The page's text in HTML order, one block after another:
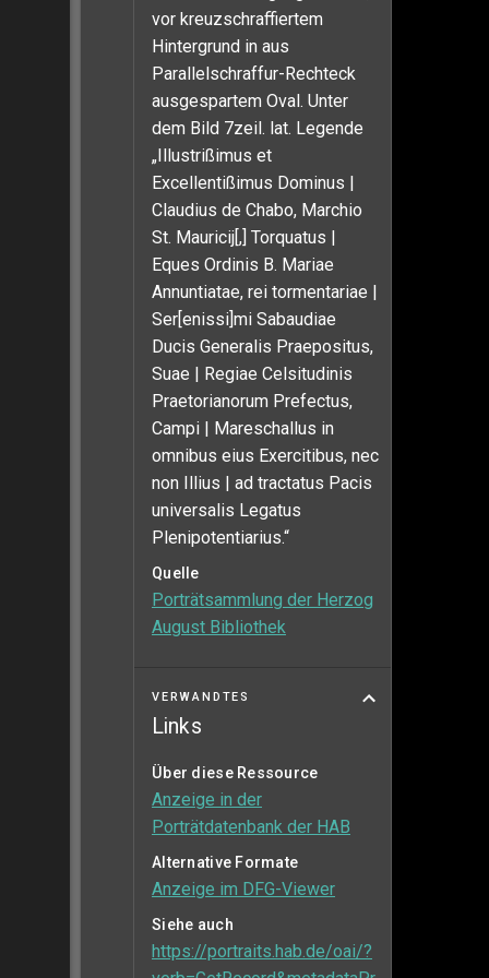
vor kreuzschraffiertem
Hintergrund in aus
Parallelschraffur-Rechteck
ausgespartem Oval. Unter
dem Bild 7zeil. lat. Legende
„Illustrißimus et
Excellentißimus Dominus |
Claudius de Chabo, Marchio
St. Mauricij[,] Torquatus |
Eques Ordinis B. Mariae
Annuntiatae, rei tormentariae |
Ser[enissi]mi Sabaudiae
Ducis Generalis Praepositus,
Suae | Regiae Celsitudinis
Praetorianorum Prefectus,
Campi | Mareschallus in
omnibus eius Exercitibus, nec
non Illius | ad tractatus Pacis
universalis Legatus
Plenipotentiarius.“
Quelle
Porträtsammlung der Herzog
August Bibliothek
VERWANDTES
Links
Über diese Ressource
Anzeige in der
Porträtdatenbank der HAB
Alternative Formate
Anzeige im DFG-Viewer
Siehe auch
https://portraits.hab.de/oai/?